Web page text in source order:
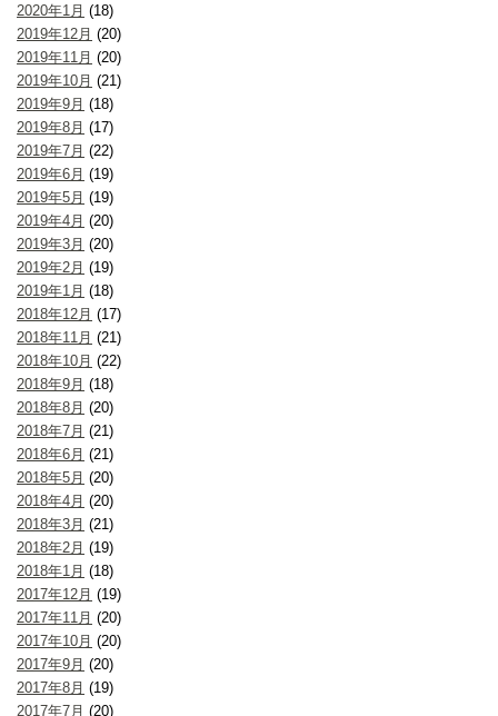
2020年1月 (18)
2019年12月 (20)
2019年11月 (20)
2019年10月 (21)
2019年9月 (18)
2019年8月 (17)
2019年7月 (22)
2019年6月 (19)
2019年5月 (19)
2019年4月 (20)
2019年3月 (20)
2019年2月 (19)
2019年1月 (18)
2018年12月 (17)
2018年11月 (21)
2018年10月 (22)
2018年9月 (18)
2018年8月 (20)
2018年7月 (21)
2018年6月 (21)
2018年5月 (20)
2018年4月 (20)
2018年3月 (21)
2018年2月 (19)
2018年1月 (18)
2017年12月 (19)
2017年11月 (20)
2017年10月 (20)
2017年9月 (20)
2017年8月 (19)
2017年7月 (20)